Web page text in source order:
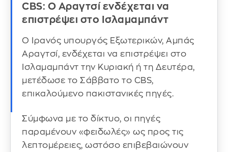
CBS: Ο Αραγτσί ενδέχεται να
επιστρέψει στο Ισλαμαμπάντ
Ο Ιρανός υπουργός Εξωτερικών, Αμπάς
Αραγτσί, ενδέχεται να επιστρέψει στο
Ισλαμαμπάντ την Κυριακή ή τη Δευτέρα,
μετέδωσε το Σάββατο το CBS,
επικαλούμενο πακιστανικές πηγές.
Σύμφωνα με το δίκτυο, οι πηγές
παραμένουν «φειδωλές» ως προς τις
λεπτομέρειες, ωστόσο επιβεβαιώνουν